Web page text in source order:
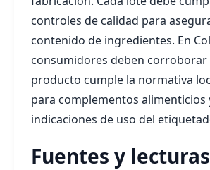
controles de calidad para
contenido de ingredientes. En
consumidores deben corroborar
producto cumple la normativa
para complementos alimenticios
indicaciones de uso del
Fuentes y lecturas